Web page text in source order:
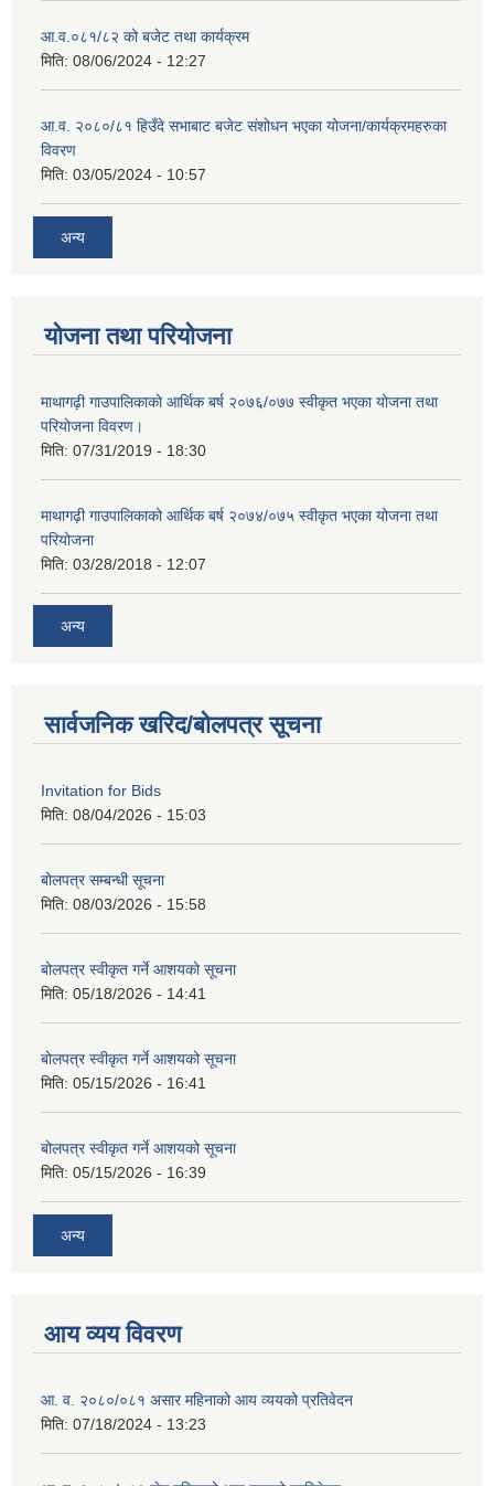
आ.व.०८१/८२ को बजेट तथा कार्यक्रम
मिति: 08/06/2024 - 12:27
आ.व. २०८०/८१ हिउँदे सभाबाट बजेट संशोधन भएका योजना/कार्यक्रमहरुका
विवरण
मिति: 03/05/2024 - 10:57
अन्य
योजना तथा परियोजना
माथागढ़ी गाउपालिकाको आर्थिक बर्ष २०७६/०७७ स्वीकृत भएका योजना तथा
परियोजना विवरण।
मिति: 07/31/2019 - 18:30
माथागढ़ी गाउपालिकाको आर्थिक बर्ष २०७४/०७५ स्वीकृत भएका योजना तथा
परियोजना
मिति: 03/28/2018 - 12:07
अन्य
सार्वजनिक खरिद/बोलपत्र सूचना
Invitation for Bids
मिति: 08/04/2026 - 15:03
बोलपत्र सम्बन्धी सूचना
मिति: 08/03/2026 - 15:58
बोलपत्र स्वीकृत गर्ने आशयको सूचना
मिति: 05/18/2026 - 14:41
बोलपत्र स्वीकृत गर्ने आशयको सूचना
मिति: 05/15/2026 - 16:41
बोलपत्र स्वीकृत गर्ने आशयको सूचना
मिति: 05/15/2026 - 16:39
अन्य
आय व्यय विवरण
आ. व. २०८०/०८१ असार महिनाको आय व्ययको प्रतिवेदन
मिति: 07/18/2024 - 13:23